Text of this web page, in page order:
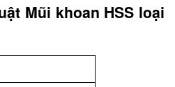
Mũi khoan HSS loại